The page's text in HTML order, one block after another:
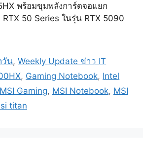
พร้อมขุมพลังการ์ดจอแยก
RTX 50 Series ในรุ่น RTX 5090
วัน,Weekly Update ข่าว IT
, Gaming Notebook, Intel
MSI Gaming, MSI Notebook, MSI
titan